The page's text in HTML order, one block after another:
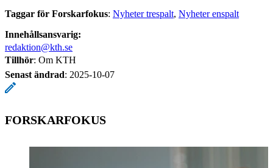
Taggar för Forskarfokus: Nyheter trespalt Nyheter enspalt
Innehållsansvarig:
redaktion@kth.se
Tillhör: Om KTH
Senast ändrad: 2025-10-07
FORSKARFOKUS